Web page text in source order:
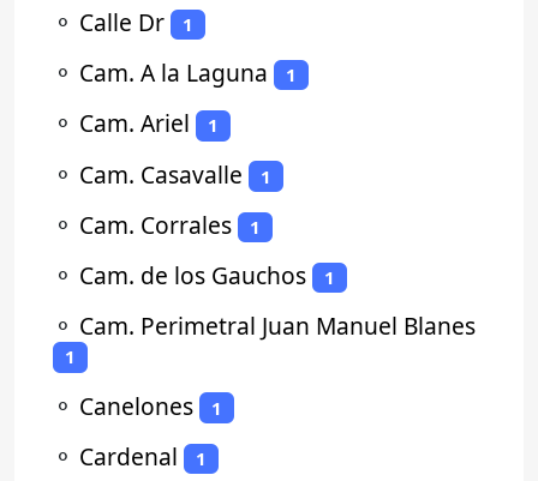
⚬ Calle Dr 1
⚬ Cam. A la Laguna 1
⚬ Cam. Ariel 1
⚬ Cam. Casavalle 1
⚬ Cam. Corrales 1
⚬ Cam. de los Gauchos 1
⚬ Cam. Perimetral Juan Manuel Blanes
1
⚬ Canelones 1
⚬ Cardenal 1